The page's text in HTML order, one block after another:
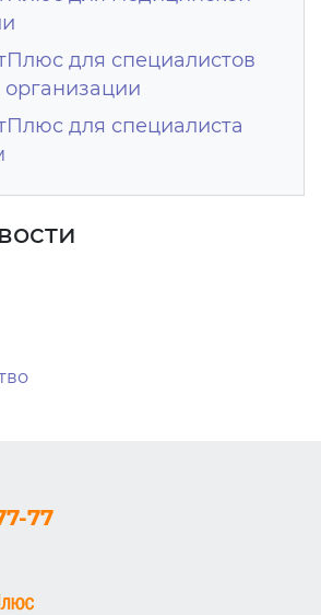
для специалистов
для специалиста
77